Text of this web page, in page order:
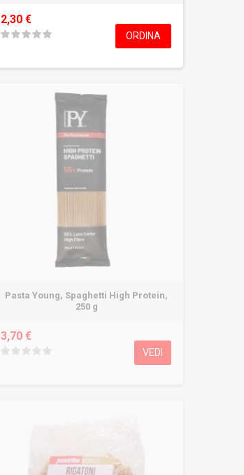
2,30 €
ORDINA
Pasta Young, Spaghetti High Protein,
250 g
3,70 €
VEDI